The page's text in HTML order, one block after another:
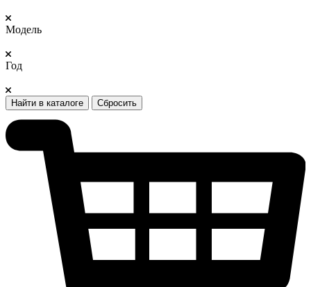
Модель
Год
Найти в каталоге Сбросить